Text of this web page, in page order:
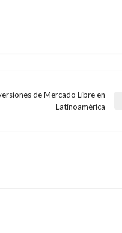
de Mercado Libre en
Latinoamérica